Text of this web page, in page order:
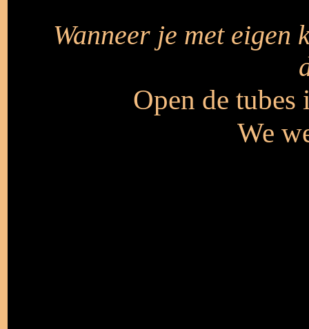
Wanneer je met eigen
Open de tubes
We